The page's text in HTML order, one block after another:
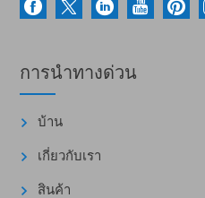
การนำทางด่วน
บ้าน
เกี่ยวกับเรา
สินค้า